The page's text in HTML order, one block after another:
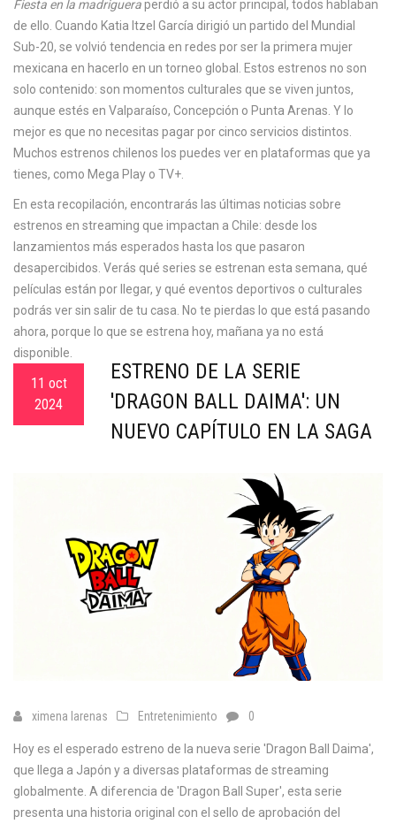
Fiesta en la madrigueraperdió a su actor principal, todos hablaban
de ello. Cuando Katia Itzel García dirigió un partido del Mundial
Sub-20, se volvió tendencia en redes por ser la primera mujer
mexicana en hacerlo en un torneo global. Estos estrenos no son
solo contenido: son momentos culturales que se viven juntos,
aunque estés en Valparaíso, Concepción o Punta Arenas. Y lo
mejor es que no necesitas pagar por cinco servicios distintos.
Muchos estrenos chilenos los puedes ver en plataformas que ya
tienes, como Mega Play o TV+.
En esta recopilación, encontrarás las últimas noticias sobre
estrenos en streaming que impactan a Chile: desde los
lanzamientos más esperados hasta los que pasaron
desapercibidos. Verás qué series se estrenan esta semana, qué
películas están por llegar, y qué eventos deportivos o culturales
podrás ver sin salir de tu casa. No te pierdas lo que está pasando
ahora, porque lo que se estrena hoy, mañana ya no está
disponible.
11 oct
2024
ESTRENO DE LA SERIE
'DRAGON BALL DAIMA': UN
NUEVO CAPÍTULO EN LA SAGA
ximena larenas Entretenimiento 0
Hoy es el esperado estreno de la nueva serie 'Dragon Ball Daima',
que llega a Japón y a diversas plataformas de streaming
globalmente. A diferencia de 'Dragon Ball Super', esta serie
presenta una historia original con el sello de aprobación del